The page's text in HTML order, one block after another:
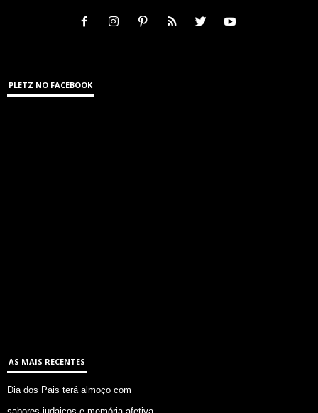
PLETZ NO FACEBOOK
AS MAIS RECENTES
Dia dos Pais terá almoço com